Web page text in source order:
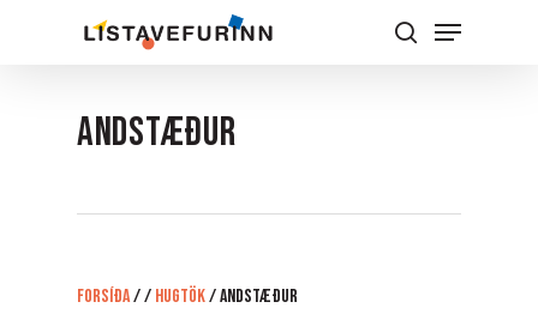
Menu
andstæður
Forsíða// Hugtök/andstæður